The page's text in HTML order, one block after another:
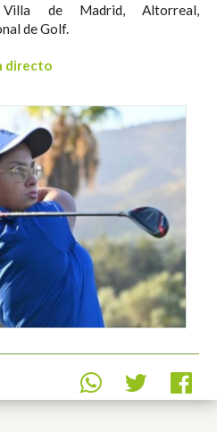
Villa de Madrid, Altorreal,
de Golf.
directo